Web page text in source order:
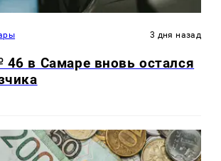
3 дня назад
в Самаре вновь остался